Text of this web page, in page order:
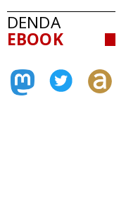
DENDA
EBOOK